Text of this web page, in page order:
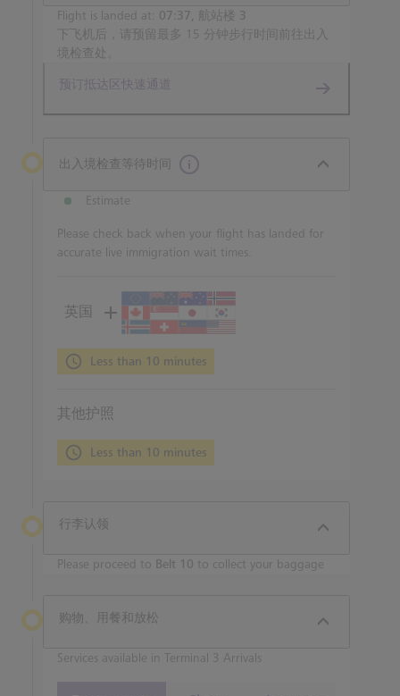
Flight is landed at: 07:37, 航站楼 3
下飞机后，请预留最多 15 分钟步行时间前往出入
境检查处。
预订抵达区快速通道
出入境检查等待时间
Estimate
Please check back when your flight has landed for
accurate live immigration wait times.
英国
Less than 10 minutes
其他护照
Less than 10 minutes
行李认领
Please proceed to Belt 10 to collect your baggage
购物、用餐和放松
Services available in Terminal 3 Arrivals